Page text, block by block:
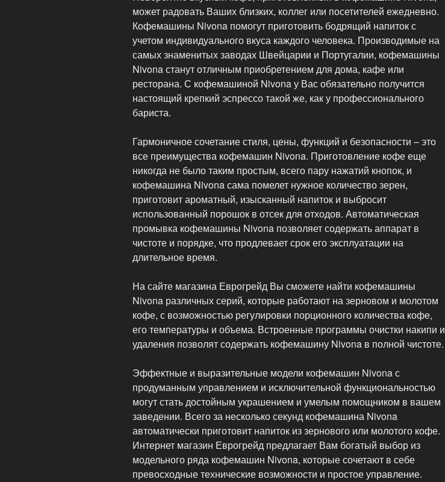
может радовать Ваших близких, коллег или посетителей ежедневно.
Кофемашины Nivona помогут приготовить бодрящий напиток с
учетом индивидуального вкуса каждого человека. Производимые на
самых знаменитых заводах Швейцарии и Португалии, кофемашины
Nivona станут отличным приобретением для дома, кафе или
ресторана. С кофемашиной Nivona у Вас обязательно получится
настоящий крепкий эспрессо такой же, как у профессионального
бариста.
Гармоничное сочетание стиля, цены, функций и безопасности – это
все преимущества кофемашин Nivona. Приготовление кофе еще
никогда не было таким простым, всего пару нажатий кнопок, и
кофемашина Nivona сама помелет нужное количество зерен,
приготовит ароматный, изысканный напиток и выбросит
использованный порошок в отсек для отходов. Автоматическая
промывка кофемашины Nivona позволяет содержать аппарат в
чистоте и порядке, что продлевает срок его эксплуатации на
длительное время.
На сайте магазина Еврогрейд Вы сможете найти кофемашины
Nivona различных серий, которые работают на зерновом и молотом
кофе, с возможностью регулировки порционного количества кофе,
его температуры и объема. Встроенные программы очистки накипи и
удаления позволят содержать кофемашину Nivona в полной чистоте.
Эффектные и выразительные модели кофемашин Nivona с
продуманным управлением и исключительной функциональностью
могут стать достойным украшением и умелым помощником в вашем
заведении. Всего за несколько секунд кофемашина Nivona
автоматически приготовит напиток из зернового или молотого кофе.
Интернет магазин Еврогрейд предлагает Вам богатый выбор из
модельного ряда кофемашин Nivona, которые сочетают в себе
превосходные технические возможности и простое управление.